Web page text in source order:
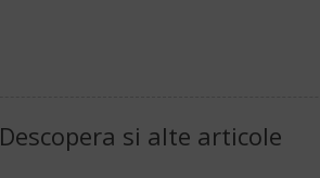
Descopera si alte articole